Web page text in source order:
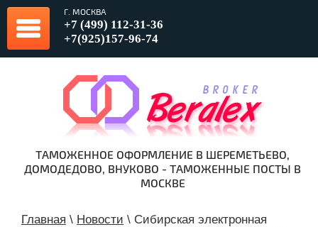
Г. МОСКВА
+7 (499) 112-31-36
+7(925)157-96-74
ТАМОЖЕННОЕ ОФОРМЛЕНИЕ В ШЕРЕМЕТЬЕВО,
ДОМОДЕДОВО, ВНУКОВО - ТАМОЖЕННЫЕ ПОСТЫ В
МОСКВЕ
Главная \ Новости \ Сибирская электронная